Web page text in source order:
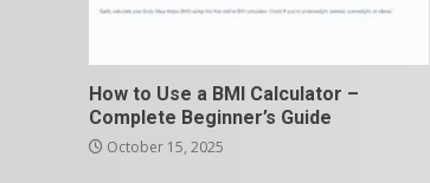
How to Use a BMI Calculator –
Complete Beginner’s Guide
October 15, 2025